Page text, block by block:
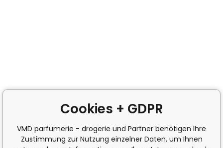
Cookies + GDPR
VMD parfumerie - drogerie und Partner benötigen Ihre
Zustimmung zur Nutzung einzelner Daten, um Ihnen